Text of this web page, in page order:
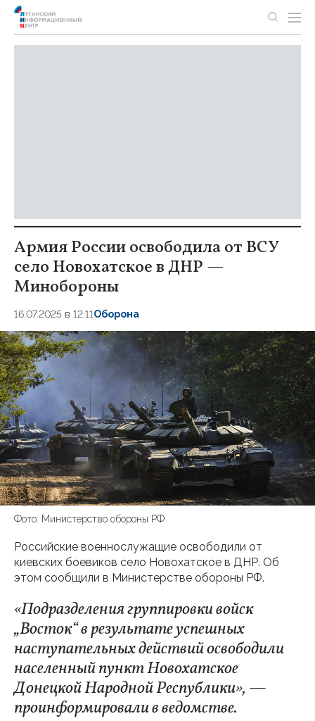
Армия России освободила от ВСУ
село Новохатское в ДНР —
Минобороны
16.07.2025 в 12:11Оборона
Фото: Министерство обороны РФ
Российские военнослужащие освободили от
киевских боевиков село Новохатское в ДНР. Об
этом сообщили в Министерстве обороны РФ.
«Подразделения группировки войск
„Восток“ в результате успешных
наступательных действий освободили
населенный пункт Новохатское
Донецкой Народной Республики», —
проинформировали в ведомстве.